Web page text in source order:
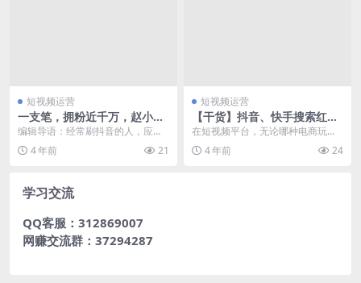
短视频运营
一支笔，拥粉近千万，赵小黎
是如何在绘画领域一路蹿红
的？
编辑导语：经常刷抖音的人，应该
都刷到过赵小黎。抖音里面展示艺
术世界的创作者并不少...
4 年前 21
短视频运营
【干货】抖音、快手搜索红利
来袭，商家、达人该如何应
对？
在短视频平台，无论哪种电商玩
法，都存在三个基本要素：触点，
需求，信任。 商家、达...
4 年前 24
学习交流
QQ客服：312869007
网赚交流群：37294287